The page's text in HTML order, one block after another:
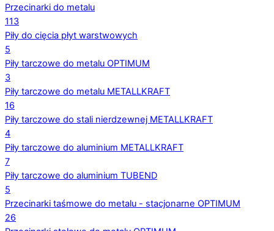
Przecinarki do metalu
113
Piły do cięcia płyt warstwowych
5
Piły tarczowe do metalu OPTIMUM
3
Piły tarczowe do metalu METALLKRAFT
16
Piły tarczowe do stali nierdzewnej METALLKRAFT
4
Piły tarczowe do aluminium METALLKRAFT
7
Piły tarczowe do aluminium TUBEND
5
Przecinarki taśmowe do metalu - stacjonarne OPTIMUM
26